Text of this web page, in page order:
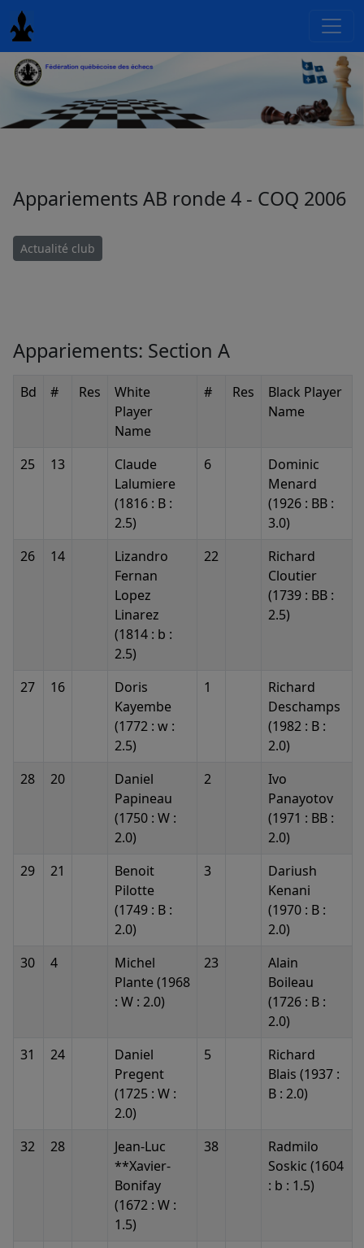
Appariements AB ronde 4 - COQ 2006
Actualité club
Appariements: Section A
Bd # Res
White
Player
Name
# Res
Black Player
Name
25 13
Claude
Lalumiere
(1816 : B :
2.5)
6
Dominic
Menard
(1926 : BB :
3.0)
26
14
Lizandro
Fernan
Lopez
Linarez
(1814 : b :
2.5)
22
Richard
Cloutier
(1739 : BB :
2.5)
27 16
Doris
Kayembe
(1772 : w :
2.5)
1
Richard
Deschamps
(1982 : B :
2.0)
28
20
Daniel
Papineau
(1750 : W :
2.0)
2
Ivo
Panayotov
(1971 : BB :
2.0)
29
21
Benoit
Pilotte
(1749 : B :
2.0)
3
Dariush
Kenani
(1970 : B :
2.0)
30
4
Michel
Plante (1968
: W : 2.0)
23
Alain
Boileau
(1726 : B :
2.0)
31
24
Daniel
Pregent
(1725 : W :
2.0)
5
Richard
Blais (1937 :
B : 2.0)
32 28
Jean-Luc
**Xavier-
Bonifay
(1672 : W :
1.5)
38
Radmilo
Soskic (1604
: b : 1.5)